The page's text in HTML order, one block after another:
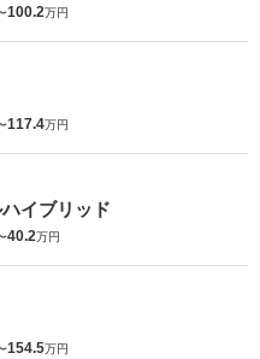
100.2万円
117.4万円
イブリッド
40.2万円
154.5万円